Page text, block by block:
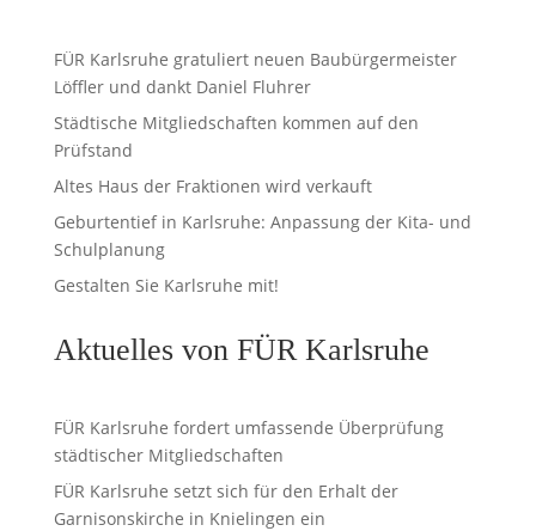
FÜR Karlsruhe gratuliert neuen Baubürgermeister
Löffler und dankt Daniel Fluhrer
Städtische Mitgliedschaften kommen auf den
Prüfstand
Altes Haus der Fraktionen wird verkauft
Geburtentief in Karlsruhe: Anpassung der Kita- und
Schulplanung
Gestalten Sie Karlsruhe mit!
Aktuelles von FÜR Karlsruhe
FÜR Karlsruhe fordert umfassende Überprüfung
städtischer Mitgliedschaften
FÜR Karlsruhe setzt sich für den Erhalt der
Garnisonskirche in Knielingen ein